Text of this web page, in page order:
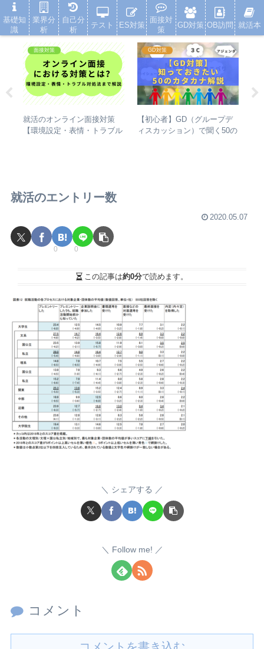
就活浪人した経験が、キャリアを変えた
面接対策
就活のオンライン面接対策
【環境設定・表情・トラブル
GD対策
【初心者】GD（グループデ
ィスカッション）で聞く50の
就活のエントリー数
2020.05.07
0 0
この記事は約0分で読めます。
シェアする
Follow me!
コメント
基礎知
識
業界分
析
自己分
析
テスト ES対策
面接対
策
GD対策 OB訪問 就活本